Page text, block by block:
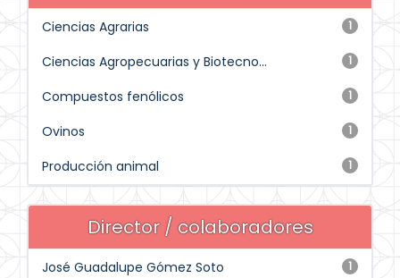
1
Ciencias Agrarias
1
Ciencias Agropecuarias y Biotecno...
1
Compuestos fenólicos
1
Ovinos
1
Producción animal
Director / colaboradores
1
José Guadalupe Gómez Soto